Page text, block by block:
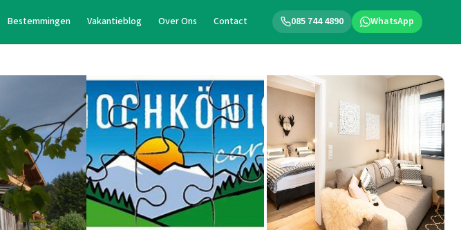
085 744 4890 WhatsApp
Bestemmingen Vakantieblog Over Ons Contact